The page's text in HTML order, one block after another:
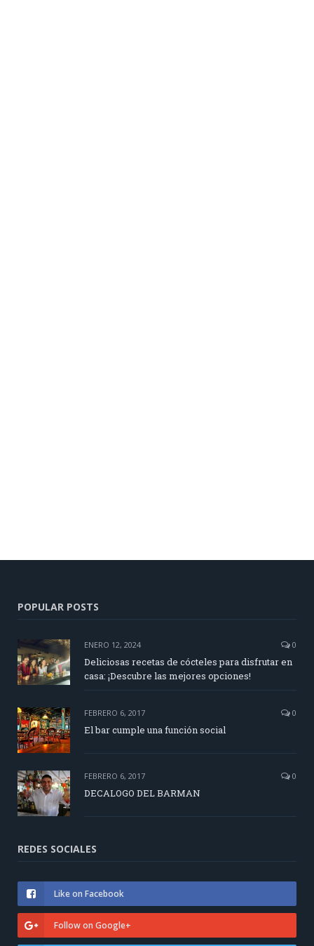
POPULAR POSTS
ENERO 12, 2024 0
Deliciosas recetas de cócteles para disfrutar en
casa: ¡Descubre las mejores opciones!
FEBRERO 6, 2017 0
El bar cumple una función social
FEBRERO 6, 2017 0
DECALOGO DEL BARMAN
REDES SOCIALES
Like on Facebook
Follow on Google+